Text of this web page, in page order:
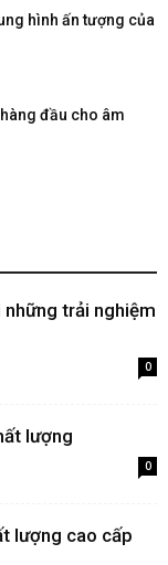
hình ấn tượng của
đầu cho âm
trải nghiệm
0
lượng
0
lượng cao cấp